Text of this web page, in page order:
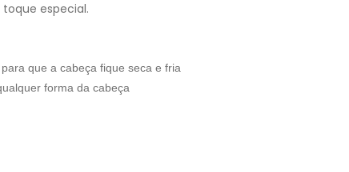
especial.
que a cabeça fique seca e fria
forma da cabeça